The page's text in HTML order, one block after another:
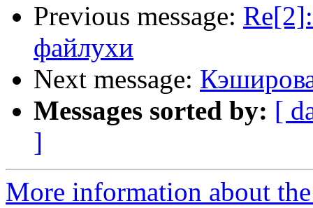
Previous message:
файлухи
Next message:
Messages sorted by: [
]
More information about